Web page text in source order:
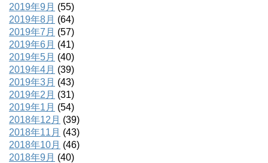
2019年9月 (55)
2019年8月 (64)
2019年7月 (57)
2019年6月 (41)
2019年5月 (40)
2019年4月 (39)
2019年3月 (43)
2019年2月 (31)
2019年1月 (54)
2018年12月 (39)
2018年11月 (43)
2018年10月 (46)
2018年9月 (40)